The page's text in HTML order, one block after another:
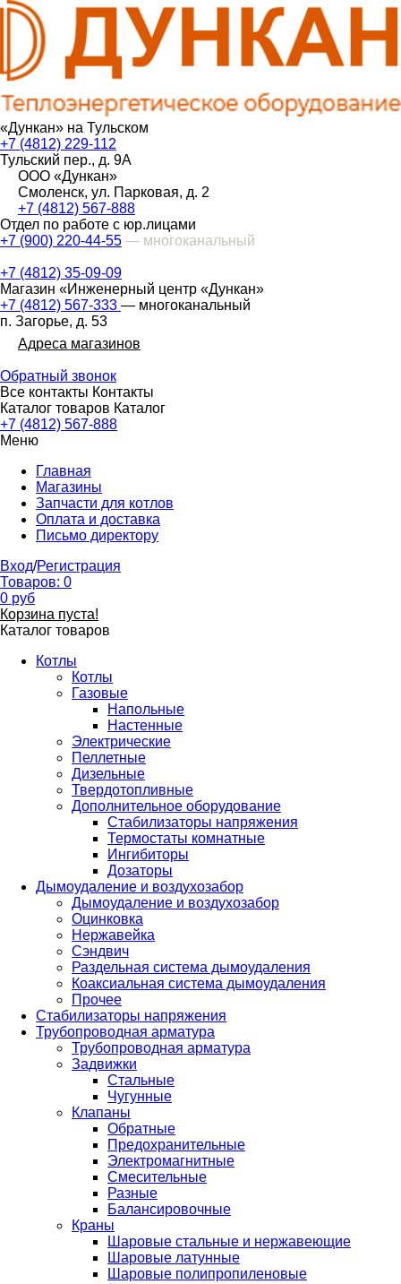
«Дункан» на Тульском
+7 (4812) 229-112
Тульский пер., д. 9А
ООО «Дункан»
Смоленск, ул. Парковая, д. 2
+7 (4812) 567-888
Отдел по работе с юр.лицами
+7 (900) 220-44-55 — многоканальный
+7 (4812) 35-09-09
Магазин «Инженерный центр «Дункан»
+7 (4812) 567-333 — многоканальный
п. Загорье, д. 53
Адреса магазинов
Обратный звонок
Все контакты Контакты
Каталог товаров Каталог
+7 (4812) 567-888
Меню
Главная
Магазины
Запчасти для котлов
Оплата и доставка
Письмо директору
Вход/Регистрация
Товаров: 0
0 руб
Корзина пуста!
Каталог товаров
Котлы
Котлы
Газовые
Напольные
Настенные
Электрические
Пеллетные
Дизельные
Твердотопливные
Дополнительное оборудование
Стабилизаторы напряжения
Термостаты комнатные
Ингибиторы
Дозаторы
Дымоудаление и воздухозабор
Дымоудаление и воздухозабор
Оцинковка
Нержавейка
Сэндвич
Раздельная система дымоудаления
Коаксиальная система дымоудаления
Прочее
Стабилизаторы напряжения
Трубопроводная арматура
Трубопроводная арматура
Задвижки
Стальные
Чугунные
Клапаны
Обратные
Предохранительные
Электромагнитные
Смесительные
Разные
Балансировочные
Краны
Шаровые стальные и нержавеющие
Шаровые латунные
Шаровые полипропиленовые